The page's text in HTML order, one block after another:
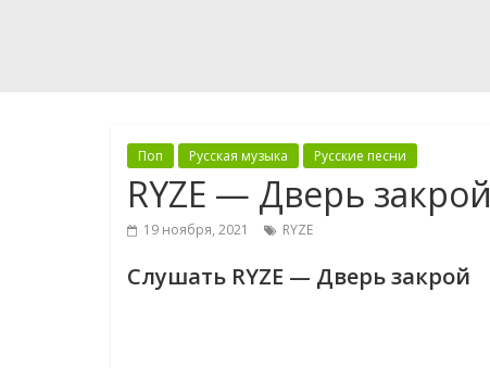
Поп Русская музыка Русские песни
RYZE — Дверь закрой
19 ноября, 2021 RYZE
Слушать RYZE — Дверь закрой